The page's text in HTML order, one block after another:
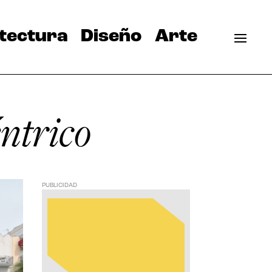
Diseño Arte
PUBLICIDAD